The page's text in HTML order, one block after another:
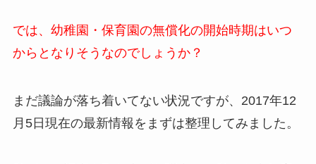
では、幼稚園・保育園の無償化の開始時期はいつ
からとなりそうなのでしょうか？
まだ議論が落ち着いてない状況ですが、2017年12
月5日現在の最新情報をまずは整理してみました。